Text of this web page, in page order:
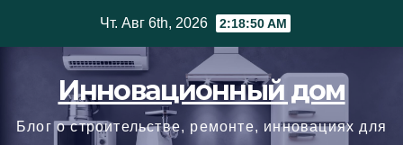
Чт. Авг 6th, 2026 2:18:51 AM
Инновационный дом
Блог о строительстве, ремонте, инновациях для